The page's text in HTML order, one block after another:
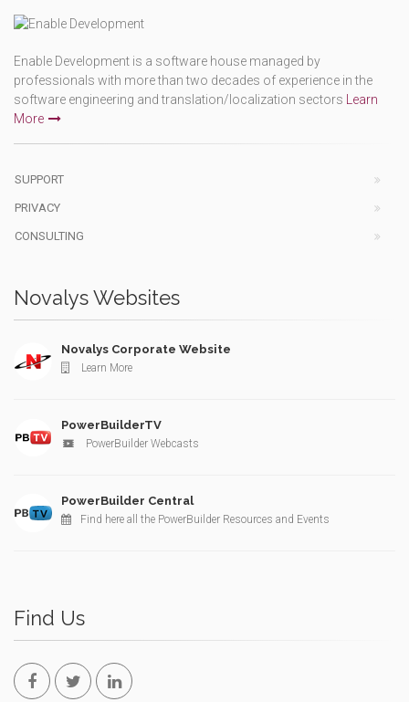
Enable Development is a software house managed by
professionals with more than two decades of experience in the
software engineering and translation/localization sectors
Learn
More
SUPPORT
PRIVACY
CONSULTING
Novalys Websites
Novalys Corporate Website
Learn More
PowerBuilderTV
PowerBuilder Webcasts
PowerBuilder Central
Find here all the PowerBuilder Resources and Events
Find Us